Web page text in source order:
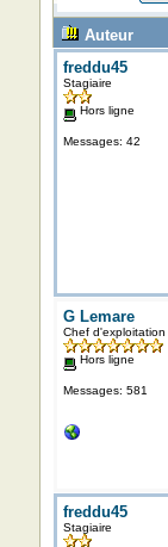
Auteur
freddu45
Stagiaire
Hors ligne
Messages: 42
G Lemare
Chef d'exploitation
Hors ligne
Messages: 581
freddu45
Stagiaire